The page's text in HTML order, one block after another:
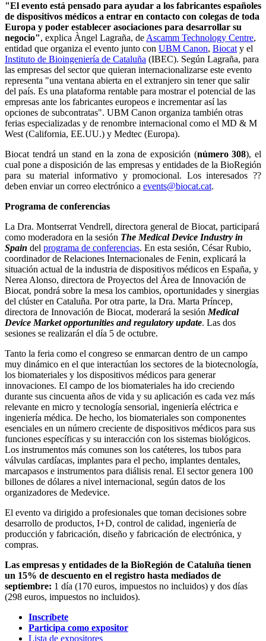
"El evento está pensado para ayudar a los fabricantes españoles
de dispositivos médicos a entrar en contacto con colegas de toda
Europa y poder establecer asociaciones para desarrollar su
negocio", explica Àngel Lagraña, deAscamm Technology Centre,
entidad que organiza el evento junto con UBM Canon, Biocaty el
Instituto de Bioingeniería de Cataluña (IBEC). Según Lagraña, para
las empresas del sector que quieran internacionalizarse este evento
representa "una ventana abierta en el extranjero sin tener que salir
del país. Es una plataforma rentable para mostrar el potencial de las
empresas ante los fabricantes europeos e incrementar así las
opciones de subcontratas". UBM Canon organiza también otras
ferias especializadas y de renombre internacional como el MD & M
West (California, EE.UU.) y Medtec (Europa).
Biocat tendrá un stand en la zona de exposición (número 308), el
cual pone a disposición de las empresas y entidades de la BioRegión
para su material informativo y promocional. Los interesados ??
deben enviar un correo electrónico a events@biocat.cat.
Programa de conferencias
La Dra. Montserrat Vendrell, directora general de Biocat, participará
como moderadora en la sesión The Medical Device Industry in
Spain del programa de conferencias. En esta sesión, César Rubio,
coordinador de Relaciones Internacionales de Fenin, explicará la
situación actual de la industria de dispositivos médicos en España, y
Nerea Alonso, directora de Proyectos del Área de Innovación de
Biocat, pondrá sobre la mesa los cambios, oportunidades y sinergias
del clúster en Cataluña. Por otra parte, la Dra. Marta Príncep,
directora de Innovación de Biocat, moderará la sesiónMedical
Device Market opportunities and regulatory update. Las dos
sesiones se realizarán el día 5 de octubre.
Tanto la feria como el congreso se enmarcan dentro de un campo
muy dinámico en el que interactúan los sectores de la biotecnología,
los biomateriales y los dispositivos médicos para generar
innovaciones. El campo de los biomateriales ha ido creciendo
durante sus cincuenta años de vida y su aplicación es cada vez más
relevante en micro y tecnología sensorial, ingeniería eléctrica e
ingeniería médica. De hecho, los biomateriales son componentes
esenciales en un número creciente de dispositivos médicos para sus
funciones específicas y su interacción con los sistemas biológicos.
Los instrumentos más comunes son los catéteres, los tubos para
válvulas cardíacas, implantes para el pecho, implantes dentales,
marcapasos e instrumentos para diálisis renal. El sector genera 100
billones de dólares a nivel internacional, según datos de los
organizadores de Medevice.
El evento va dirigido a profesionales que toman decisiones sobre
desarrollo de productos, I+D, control de calidad, ingeniería de
producción y fabricación, diseño y fabricación de electrónica, y
compras.
Las empresas y entidades de la BioRegión de Cataluña tienen
un 15% de descuento en el registro hasta mediados de
septiembre: 1 día (170 euros, impuestos no incluidos) y dos días
(298 euros, impuestos no incluidos).
Inscríbete
Participa como expositor
Lista de expositores